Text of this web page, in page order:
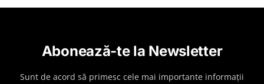
Abonează-te la Newsletter
Sunt de acord să primesc cele mai importante informații